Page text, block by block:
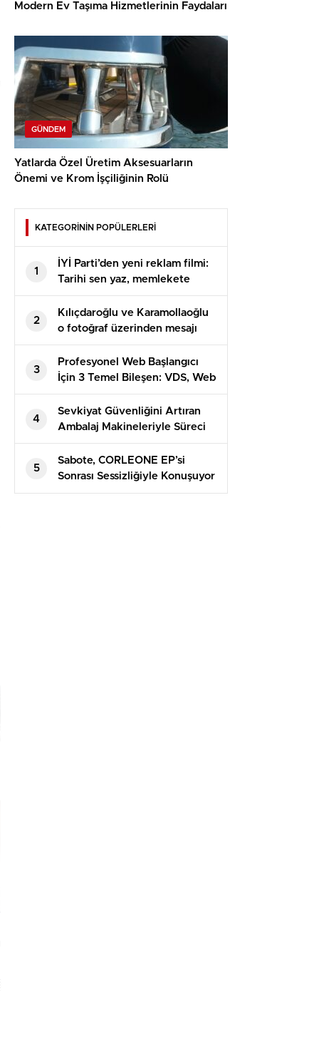
Modern Ev Taşıma Hizmetlerinin Faydaları
GÜNDEM
Yatlarda Özel Üretim Aksesuarların
Önemi ve Krom İşçiliğinin Rolü
KATEGORİNİN POPÜLERLERİ
1
İYİ Parti’den yeni reklam filmi:
Tarihi sen yaz, memlekete
bahar gelsin
2
Kılıçdaroğlu ve Karamollaoğlu
o fotoğraf üzerinden mesajı
verdi
3
Profesyonel Web Başlangıcı
İçin 3 Temel Bileşen: VDS, Web
Hosting ve DV SSL
4
Sevkiyat Güvenliğini Artıran
Ambalaj Makineleriyle Süreci
Baştan Sona Kontrol Edin
5
Sabote, CORLEONE EP’si
Sonrası Sessizliğiyle Konuşuyor